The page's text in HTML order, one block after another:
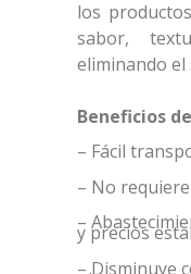
los
sabor,
eliminando el
Beneficios
– Fácil
– No
–
y precios
– Disminuye